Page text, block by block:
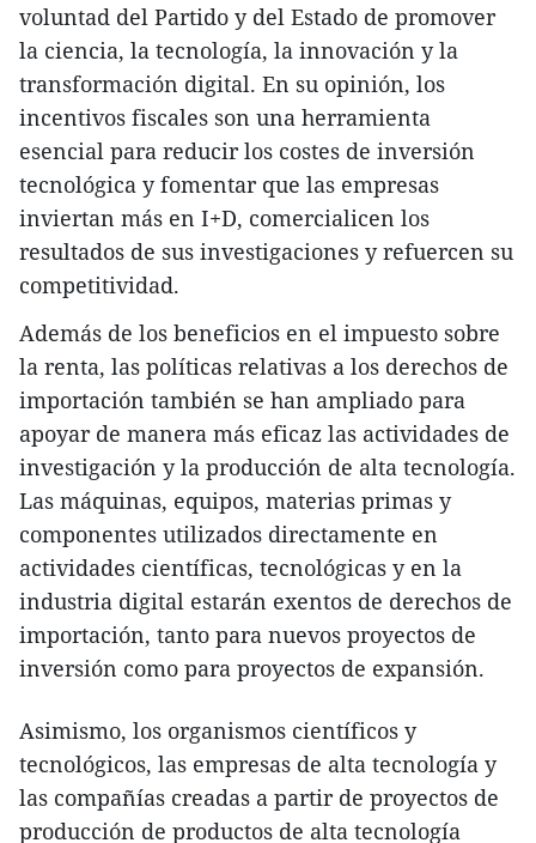
voluntad del Partido y del Estado de promover
la ciencia, la tecnología, la innovación y la
transformación digital. En su opinión, los
incentivos fiscales son una herramienta
esencial para reducir los costes de inversión
tecnológica y fomentar que las empresas
inviertan más en I+D, comercialicen los
resultados de sus investigaciones y refuercen su
competitividad.
Además de los beneficios en el impuesto sobre
la renta, las políticas relativas a los derechos de
importación también se han ampliado para
apoyar de manera más eficaz las actividades de
investigación y la producción de alta tecnología.
Las máquinas, equipos, materias primas y
componentes utilizados directamente en
actividades científicas, tecnológicas y en la
industria digital estarán exentos de derechos de
importación, tanto para nuevos proyectos de
inversión como para proyectos de expansión.
Asimismo, los organismos científicos y
tecnológicos, las empresas de alta tecnología y
las compañías creadas a partir de proyectos de
producción de productos de alta tecnología